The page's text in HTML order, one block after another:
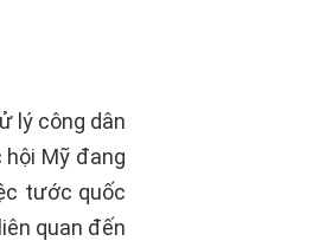
lý công dân
hội Mỹ đang
tước quốc
quan đến